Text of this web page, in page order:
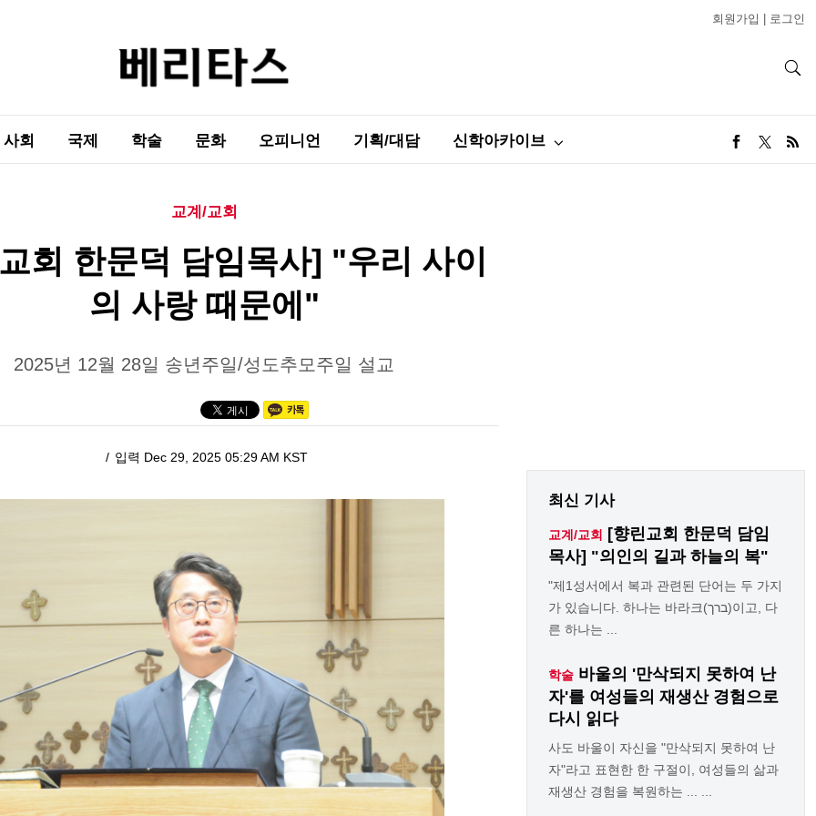
회원가입 로그인
사회 국제 학술 문화 오피니언 기획/대담 신학아카이브
교계/교회
회 한문덕 담임목사] "우리 사이
의 사랑 때문에"
2025년 12월 28일 송년주일/성도추모주일 설교
입력 Dec 29, 2025 05:29 AM KST
최신 기사
교계/교회
[향린교회 한문덕 담임
목사] "의인의 길과 하늘의 복"
"제1성서에서 복과 관련된 단어는 두 가지
가 있습니다. 하나는 바라크(ברך)이고, 다
른 하나는 ...
학술 바울의 '만삭되지 못하여 난
자'를 여성들의 재생산 경험으로
다시 읽다
사도 바울이 자신을 "만삭되지 못하여 난
자"라고 표현한 한 구절이, 여성들의 삶과
재생산 경험을 복원하는 ... ...